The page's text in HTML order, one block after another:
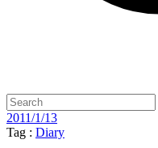
2011/1/13
Tag : Diary